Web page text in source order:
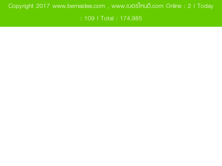
Copyright 2017 www.bernaidee.com , www.เบอร์ไหนดี.com Online : 2 l Today
: 109 l Total : 174,985